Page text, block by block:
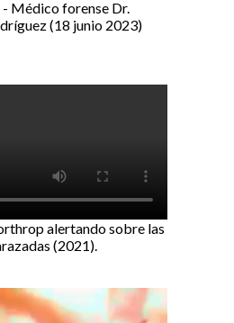
- Médico forense Dr.
(18 junio 2023)
alertando sobre las
(2021).